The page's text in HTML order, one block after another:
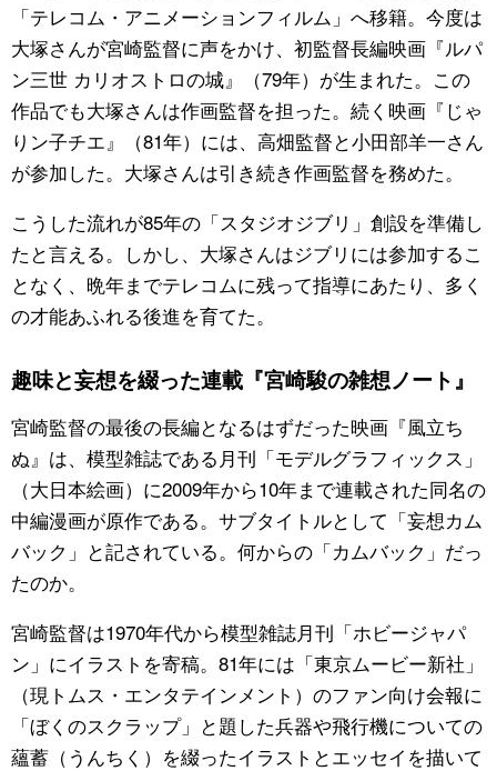
「テレコム・アニメーションフィルム」へ移籍。今度は
大塚さんが宮崎監督に声をかけ、初監督長編映画『ルパ
ン三世 カリオストロの城』（79年）が生まれた。この
作品でも大塚さんは作画監督を担った。続く映画『じゃ
りン子チエ』（81年）には、高畑監督と小田部羊一さん
が参加した。大塚さんは引き続き作画監督を務めた。
こうした流れが85年の「スタジオジブリ」創設を準備し
たと言える。しかし、大塚さんはジブリには参加するこ
となく、晩年までテレコムに残って指導にあたり、多く
の才能あふれる後進を育てた。
趣味と妄想を綴った連載『宮崎駿の雑想ノート』
宮崎監督の最後の長編となるはずだった映画『風立ち
ぬ』は、模型雑誌である月刊「モデルグラフィックス」
（大日本絵画）に2009年から10年まで連載された同名の
中編漫画が原作である。サブタイトルとして「妄想カム
バック」と記されている。何からの「カムバック」だっ
たのか。
宮崎監督は1970年代から模型雑誌月刊「ホビージャパ
ン」にイラストを寄稿。81年には「東京ムービー新社」
（現トムス・エンタテインメント）のファン向け会報に
「ぼくのスクラップ」と題した兵器や飛行機についての
蘊蓄（うんちく）を綴ったイラストとエッセイを描いて